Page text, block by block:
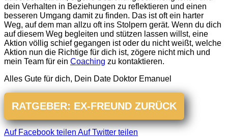
dein Verhalten in Beziehungen zu reflektieren und einen
besseren Umgang damit zu finden. Das ist oft ein harter
Weg, auf dem man allzu oft ins Stolpern gerät. Wenn du dich
auf diesem Weg begleiten und stützen lassen willst, eine
Aktion völlig schief gegangen ist oder du nicht weißt, welche
Aktion nun die Richtige für dich ist, zögere nicht mich und
mein Team für ein Coaching zu kontaktieren.
Alles Gute für dich, Dein Date Doktor Emanuel
RATGEBER: EX-FREUND ZURÜCK
Auf Facebook teilen Auf Twitter teilen